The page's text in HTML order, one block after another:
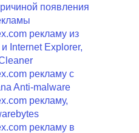
появления
рекламу из
Internet Explorer,
рекламу с
Anti-malware
рекламу,
рекламу в